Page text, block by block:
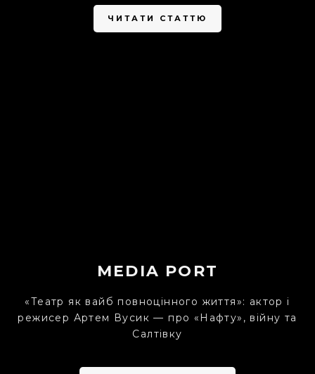
ЧИТАТИ СТАТТЮ
MEDIA PORT
«Театр як вайб повноцінного життя»: актор і
режисер Артем Вусик — про «Нафту», війну та
Салтівку